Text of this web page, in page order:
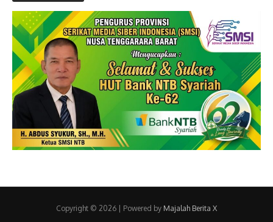
Copyright © 2026 | Powered by Majalah Berita X